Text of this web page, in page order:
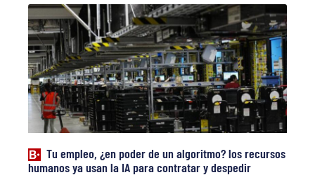
Tu empleo, ¿en poder de un algoritmo? los recursos
humanos ya usan la IA para contratar y despedir